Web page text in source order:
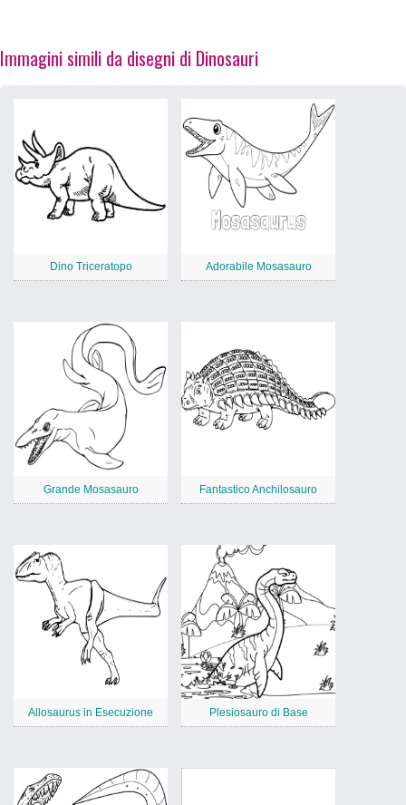
Immagini simili da disegni di Dinosauri
Dino Triceratopo Adorabile Mosasauro
Grande Mosasauro Fantastico Anchilosauro
Allosaurus in Esecuzione Plesiosauro di Base